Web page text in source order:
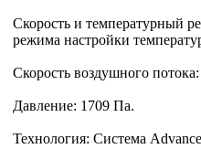
Скорость и температурный
режима настройки
Скорость воздушного
Давление: 1709 Па.
Технология: Система